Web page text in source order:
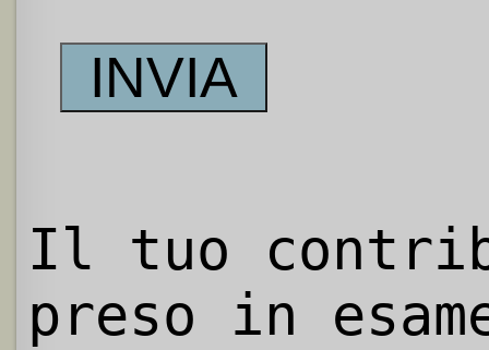
Il tuo
preso in